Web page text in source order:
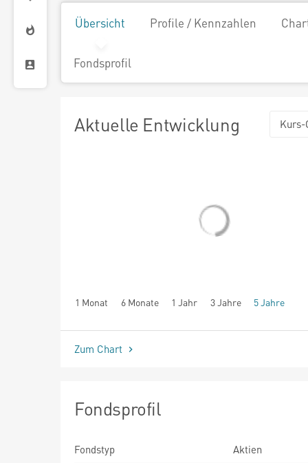
Übersicht Profile / Kennzahlen
Fondsprofil
Aktuelle Entwicklung Kurs-
1 Monat 6 Monate 1 Jahr 3 Jahre 5 Jahre
seit Beginn
Zum Chart
Fondsprofil
Fondstyp
Aktien